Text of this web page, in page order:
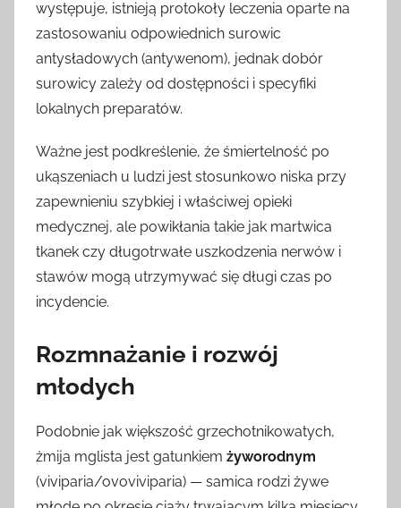
występuje, istnieją protokoły leczenia oparte na
zastosowaniu odpowiednich surowic
antysładowych (antywenom), jednak dobór
surowicy zależy od dostępności i specyfiki
lokalnych preparatów.
Ważne jest podkreślenie, że śmiertelność po
ukąszeniach u ludzi jest stosunkowo niska przy
zapewnieniu szybkiej i właściwej opieki
medycznej, ale powikłania takie jak martwica
tkanek czy długotrwałe uszkodzenia nerwów i
stawów mogą utrzymywać się długi czas po
incydencie.
Rozmnażanie i rozwój
młodych
Podobnie jak większość grzechotnikowatych,
żmija mglista jest gatunkiem żyworodnym
(viviparia/ovoviviparia) — samica rodzi żywe